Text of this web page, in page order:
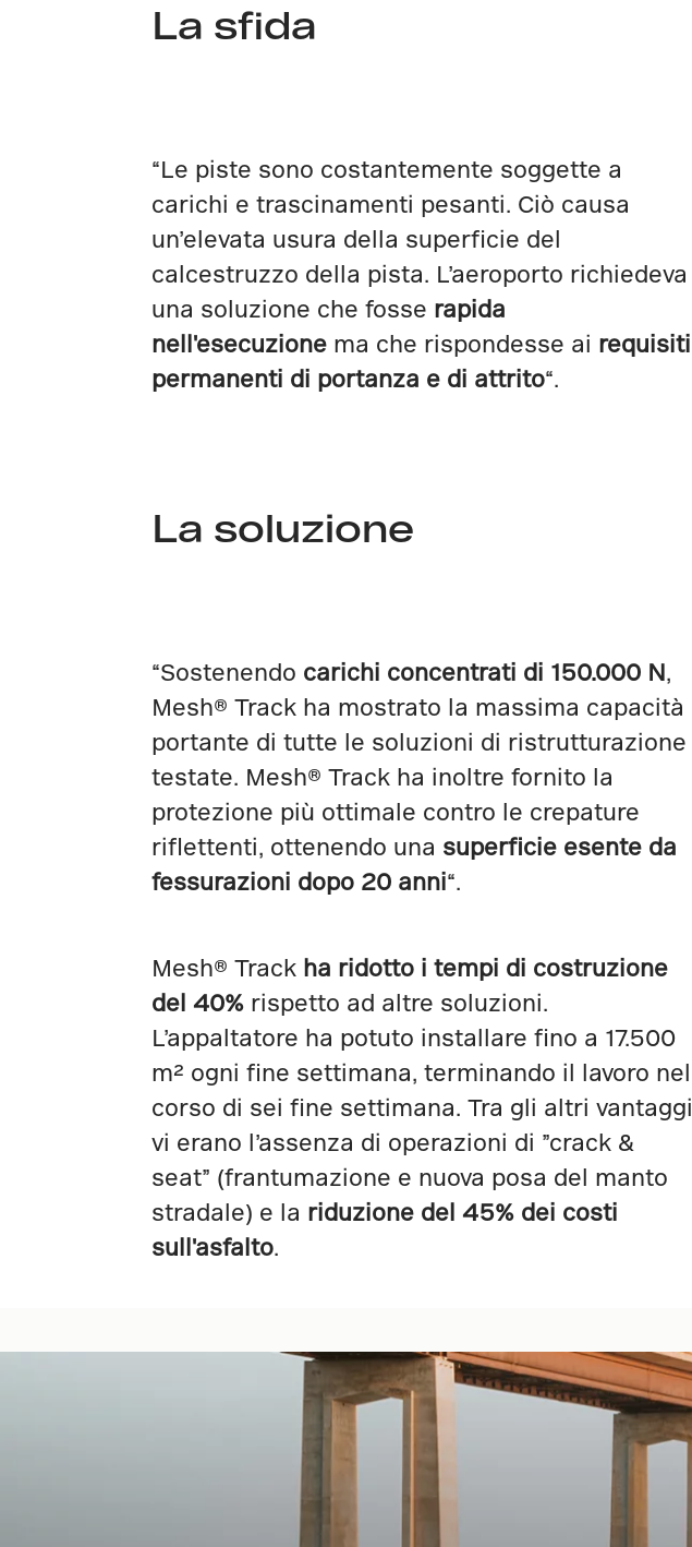
La sfida
“Le piste sono costantemente soggette a
carichi e trascinamenti pesanti. Ciò causa
un’elevata usura della superficie del
calcestruzzo della pista. L’aeroporto richiedeva
una soluzione che fosse rapida
nell'esecuzionema che rispondesse ai requisiti
permanenti di portanza e di attrito“.
La soluzione
“Sostenendo carichi concentrati di 150.000 N,
Mesh® Track ha mostrato la massima capacità
portante di tutte le soluzioni di ristrutturazione
testate. Mesh® Track ha inoltre fornito la
protezione più ottimale contro le crepature
riflettenti, ottenendo una superficie esente da
fessurazioni dopo 20 anni“.
Mesh® Trackha ridotto i tempi di costruzione
del 40%rispetto ad altre soluzioni.
L’appaltatore ha potuto installare fino a 17.500
m² ogni fine settimana, terminando il lavoro nel
corso di sei fine settimana. Tra gli altri vantaggi
vi erano l’assenza di operazioni di ”crack &
seat” (frantumazione e nuova posa del manto
stradale) e la riduzione del 45% dei costi
sull'asfalto.